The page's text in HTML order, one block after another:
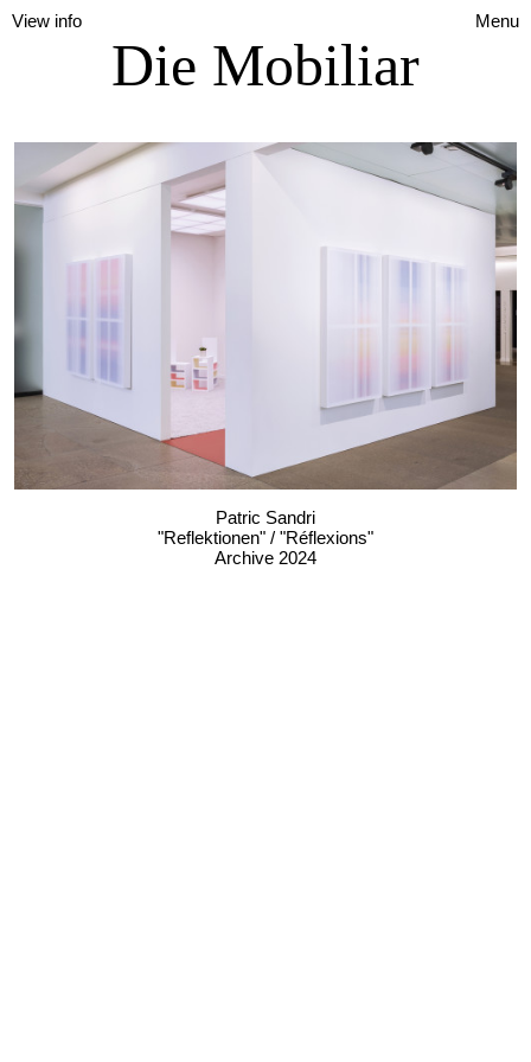
Menu
View info
Die Mobiliar
Patric Sandri
"Reflektionen" / "Réflexions"
Archive 2024